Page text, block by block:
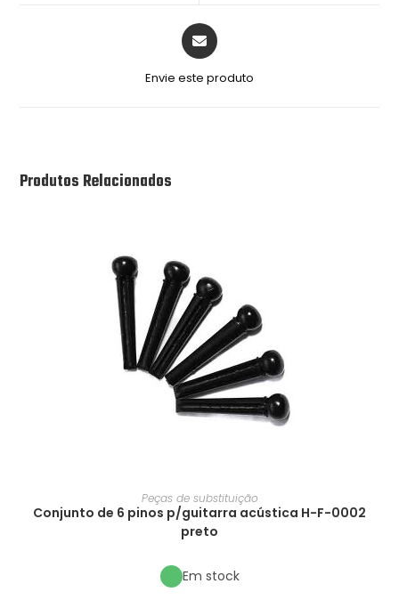
Envie este produto
Produtos Relacionados
Peças de substituição
Conjunto de 6 pinos p/guitarra acústica H-F-0002
preto
Em stock